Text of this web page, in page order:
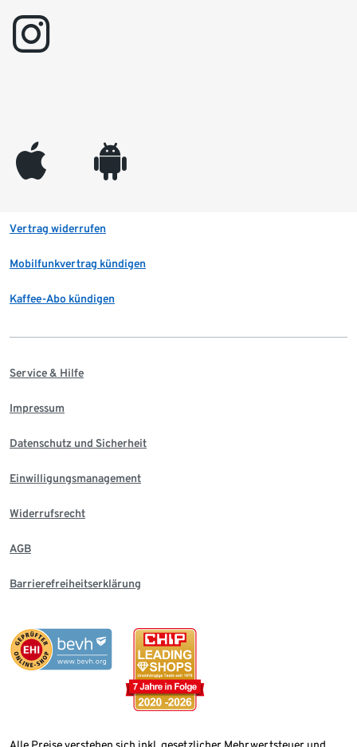
instagram
appleinc android
Vertrag widerrufen
Mobilfunkvertrag kündigen
Kaffee-Abo kündigen
Service & Hilfe
Impressum
Datenschutz und Sicherheit
Einwilligungsmanagement
Widerrufsrecht
AGB
Barrierefreiheitserklärung